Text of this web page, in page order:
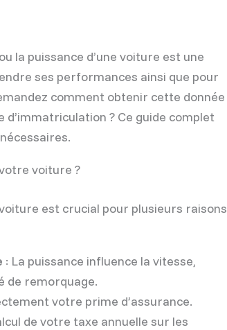
la puissance d’une voiture est une
ses performances ainsi que pour
comment obtenir cette donnée
? Ce guide complet
voiture ?
est crucial pour plusieurs raisons
: La puissance influence la vitesse,
de remorquage.
votre prime d’assurance.
de votre taxe annuelle sur les